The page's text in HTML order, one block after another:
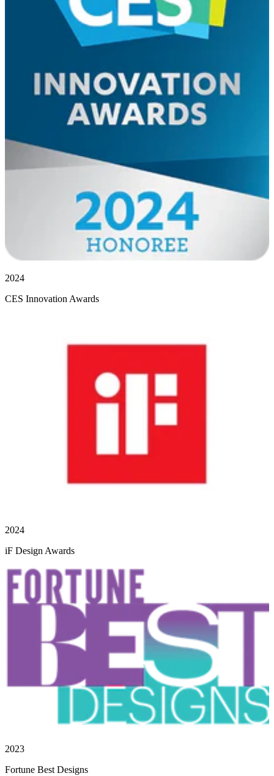
2024
CES Innovation Awards
2024
iF Design Awards
2023
Fortune Best Designs